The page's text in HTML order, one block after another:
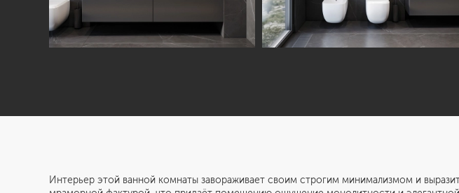
Интерьер этой ванной комнаты завораживает своим строгим минимализмом и